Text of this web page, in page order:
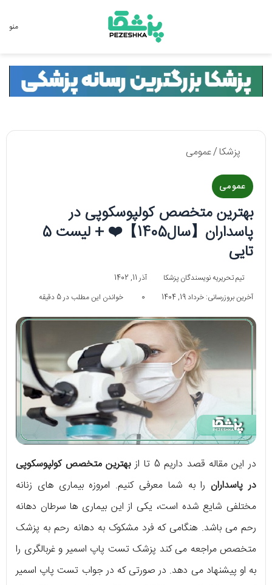
منو
پزشکا/عمومی
عمومی
بهترین متخصص کولپوسکوپی در
پاسداران【سال1405】❤️ + لیست 5
تایی
تیم تحریریه نویسندگان پزشکا
آذر 11, 1402
آخرین بروزرسانی: خرداد 19, 1404
0 خواندن این مطلب در 5 دقیقه
در این مقاله قصد داریم 5 تا از
بهترین متخصص کولپوسکوپی
در پاسداران را به شما معرفی کنیم. امروزه بیماری های زنانه
مختلفی شایع شده است، یکی از این بیماری ها سرطان دهانه
رحم می باشد. هنگامی که فرد مشکوک به دهانه رحم به پزشک
متخصص مراجعه می کند پزشک تست پاپ اسمیر و غربالگری را
به او پیشنهاد می دهد. در صورتی که در جواب تست پاپ اسمیر